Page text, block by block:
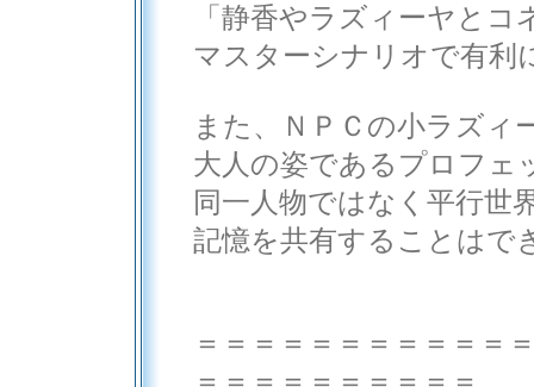
「静香やラズィーヤとコ
マスターシナリオで有利
また、ＮＰＣの小ラズィ
大人の姿であるプロフェ
同一人物ではなく平行世
記憶を共有することはで
＝＝＝＝＝＝＝＝＝＝＝